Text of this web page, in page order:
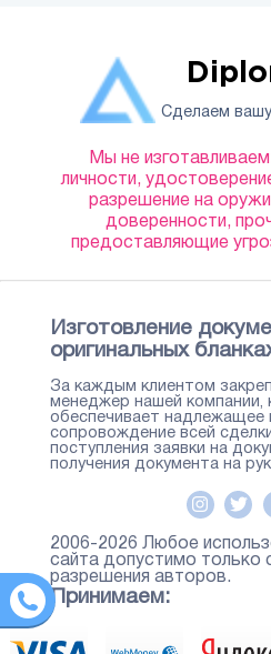
Сделаем
Мы не
личности,
разрешение на
доверенности,
предоставляющие
Изготовление
оригинальных
За каждым клиентом
менеджер нашей компании,
обеспечивает
сопровождение всей
поступления заявки на
получения документа на
2006-2026 Любое
сайта допустимо только
разрешения авторов.
Принимаем: